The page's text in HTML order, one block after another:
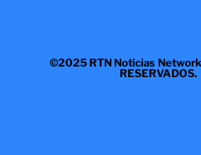
©2025 RTN Noticias
RESERVADOS.